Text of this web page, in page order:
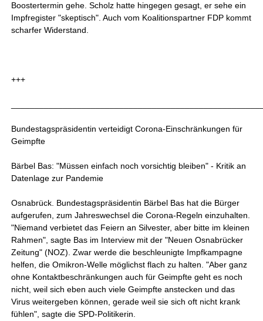
Boostertermin gehe. Scholz hatte hingegen gesagt, er sehe ein
Impfregister "skeptisch". Auch vom Koalitionspartner FDP kommt
scharfer Widerstand.
+++
Bundestagspräsidentin verteidigt Corona-Einschränkungen für
Geimpfte
Bärbel Bas: "Müssen einfach noch vorsichtig bleiben" - Kritik an
Datenlage zur Pandemie
Osnabrück. Bundestagspräsidentin Bärbel Bas hat die Bürger
aufgerufen, zum Jahreswechsel die Corona-Regeln einzuhalten.
"Niemand verbietet das Feiern an Silvester, aber bitte im kleinen
Rahmen", sagte Bas im Interview mit der "Neuen Osnabrücker
Zeitung" (NOZ). Zwar werde die beschleunigte Impfkampagne
helfen, die Omikron-Welle möglichst flach zu halten. "Aber ganz
ohne Kontaktbeschränkungen auch für Geimpfte geht es noch
nicht, weil sich eben auch viele Geimpfte anstecken und das
Virus weitergeben können, gerade weil sie sich oft nicht krank
fühlen", sagte die SPD-Politikerin.